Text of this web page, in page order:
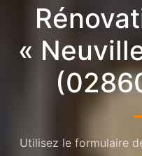
«
Utilisez le formulaire